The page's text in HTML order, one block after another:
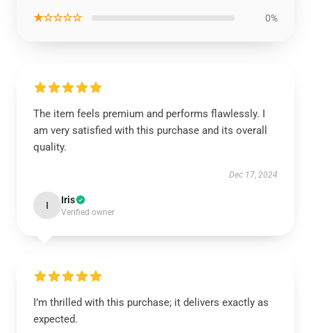
★☆☆☆☆ 0%
The item feels premium and performs flawlessly. I
am very satisfied with this purchase and its overall
quality.
Dec 17, 2024
I Iris
Verified owner
I’m thrilled with this purchase; it delivers exactly as
expected.